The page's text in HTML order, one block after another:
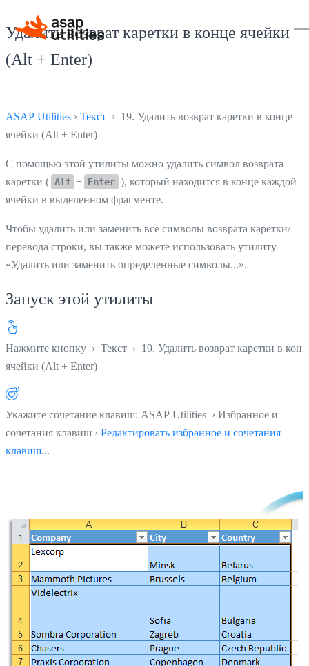
Удалить возврат каретки в конце ячейки
(Alt + Enter)
ASAP Utilities › Текст › 19. Удалить возврат каретки в конце
ячейки (Alt + Enter)
С помощью этой утилиты можно удалить символ возврата
каретки ( Alt + Enter ), который находится в конце каждой
ячейки в выделенном фрагменте.
Чтобы удалить или заменить все символы возврата каретки/
перевода строки, вы также можете использовать утилиту
«Удалить или заменить определенные символы...».
Запуск этой утилиты
Нажмите кнопку › Текст › 19. Удалить возврат каретки в
ячейки (Alt + Enter)
Укажите сочетание клавиш: ASAP Utilities › Избранное и
сочетания клавиш › Редактировать избранное и сочетания
клавиш...